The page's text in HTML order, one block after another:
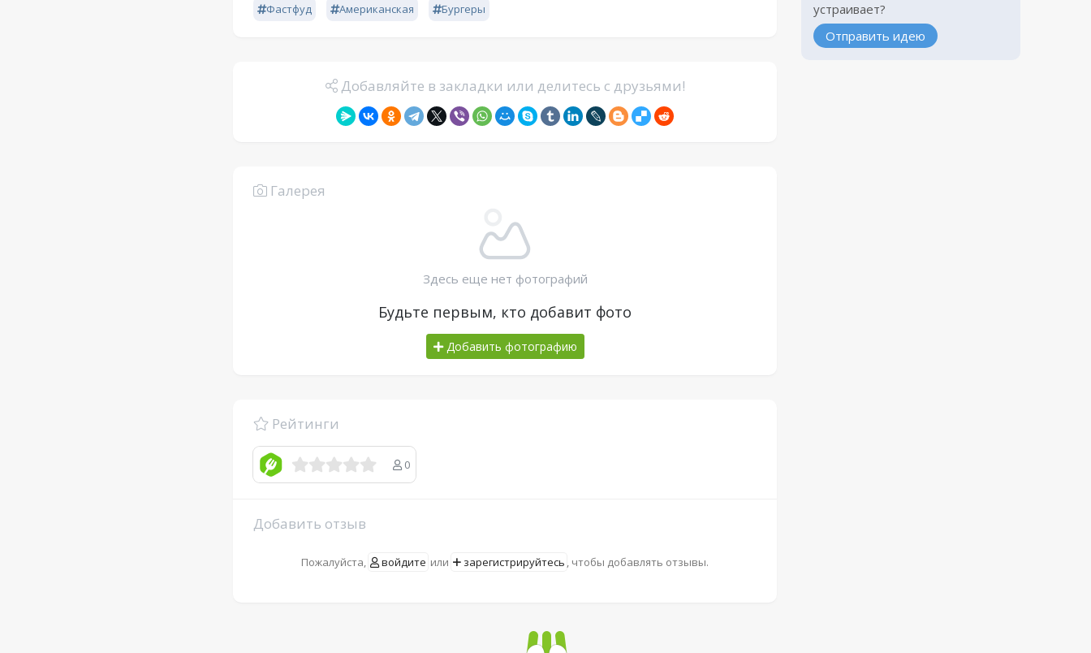
Фастфуд Американская Бургеры
Добавляйте в закладки или делитесь с друзьями!
Галерея
Здесь еще нет фотографий
Будьте первым, кто добавит фото
Добавить фотографию
Рейтинги
0
Добавить отзыв
Пожалуйста, войдите или зарегистрируйтесь , чтобы добавлять отзывы.
устраивает?
Отправить идею